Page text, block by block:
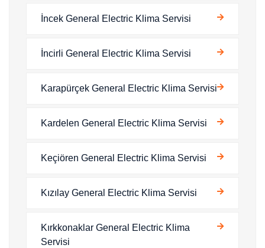
İncek General Electric Klima Servisi
İncirli General Electric Klima Servisi
Karapürçek General Electric Klima Servisi
Kardelen General Electric Klima Servisi
Keçiören General Electric Klima Servisi
Kızılay General Electric Klima Servisi
Kırkkonaklar General Electric Klima
Servisi